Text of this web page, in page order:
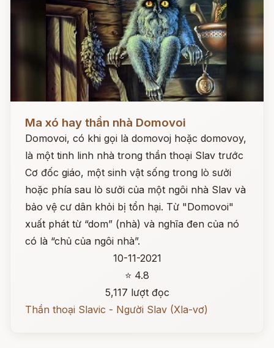
Ma xó hay thần nhà Domovoi
Domovoi, có khi gọi là domovoj hoặc domovoy,
là một tinh linh nhà trong thần thoại Slav trước
Cơ đốc giáo, một sinh vật sống trong lò sưởi
hoặc phía sau lò sưởi của một ngôi nhà Slav và
bảo vệ cư dân khỏi bị tổn hại. Từ "Domovoi"
xuất phát từ “dom” (nhà) và nghĩa đen của nó
có là “chủ của ngôi nhà”.
10-11-2021
⭐ 4.8
5,117 lượt đọc
Thần thoại Slavic - Người Slav (Xla-vơ)